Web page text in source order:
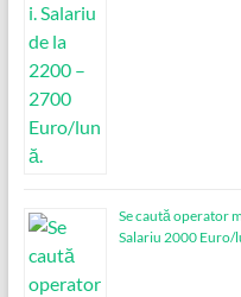
Se caută operator
Salariu 2000 Euro/